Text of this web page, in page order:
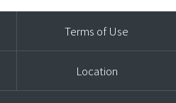
Terms of Use
Location